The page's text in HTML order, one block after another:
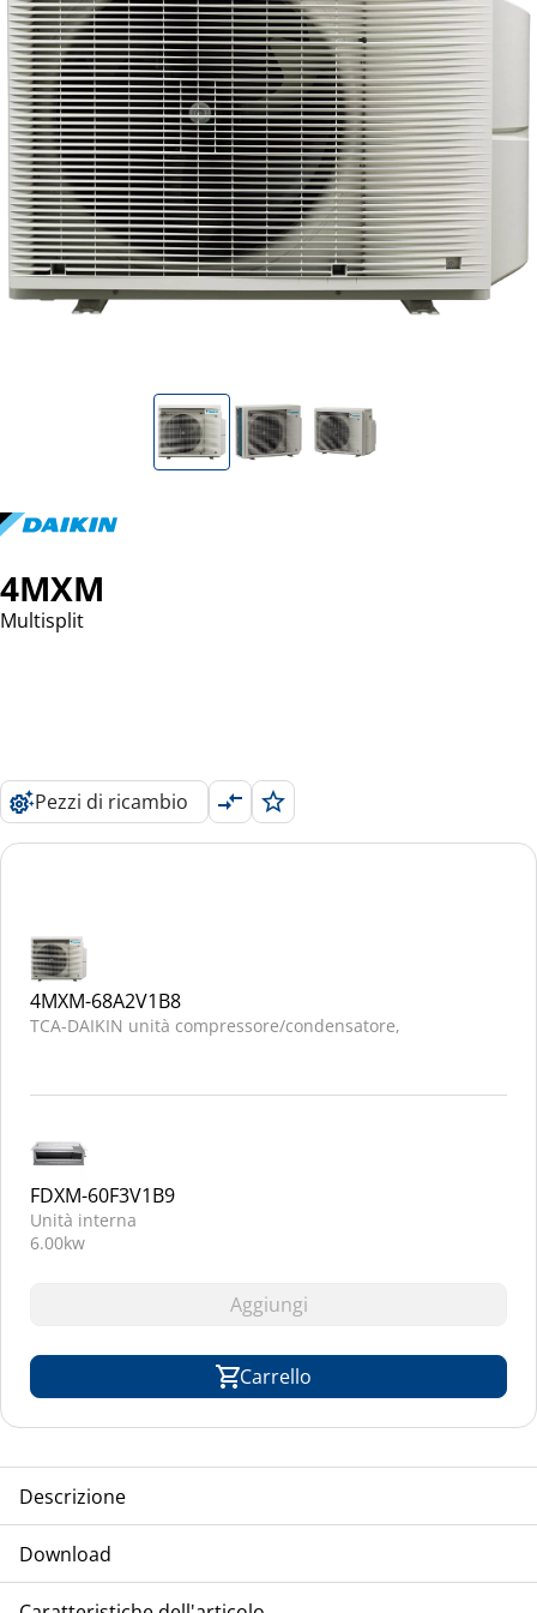
4MXM
Multisplit
Pezzi di ricambio
4MXM-68A2V1B8
TCA-DAIKIN unità compressore/condensatore,
FDXM-60F3V1B9
Unità interna
6.00kw
Aggiungi
Carrello
Descrizione
raffreddamento ad aria, modello inverter, refrigerante R-32
Download